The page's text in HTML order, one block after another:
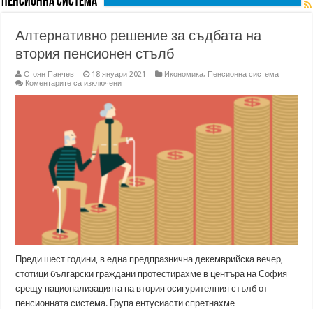
Алтернативно решение за съдбата на
втория пенсионен стълб
Стоян Панчев 18 януари 2021 Икономика, Пенсионна система
Коментарите са изключениза
на
втория
пенсионен
стълб
Преди шест години, в една предпразнична декемврийска вечер,
стотици български граждани протестирахме в центъра на София
срещу национализацията на втория осигурителния стълб от
пенсионната система. Група ентусиасти спретнахме